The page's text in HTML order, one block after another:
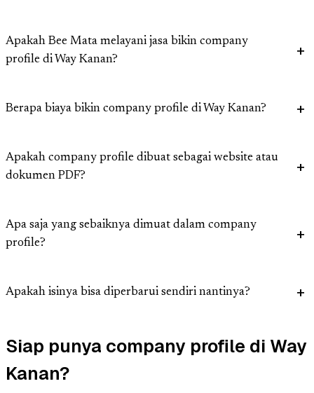
Apakah Bee Mata melayani jasa bikin company
profile di Way Kanan?
Berapa biaya bikin company profile di Way Kanan?
Apakah company profile dibuat sebagai website atau
dokumen PDF?
Apa saja yang sebaiknya dimuat dalam company
profile?
Apakah isinya bisa diperbarui sendiri nantinya?
Siap punya company profile di Way
Kanan?